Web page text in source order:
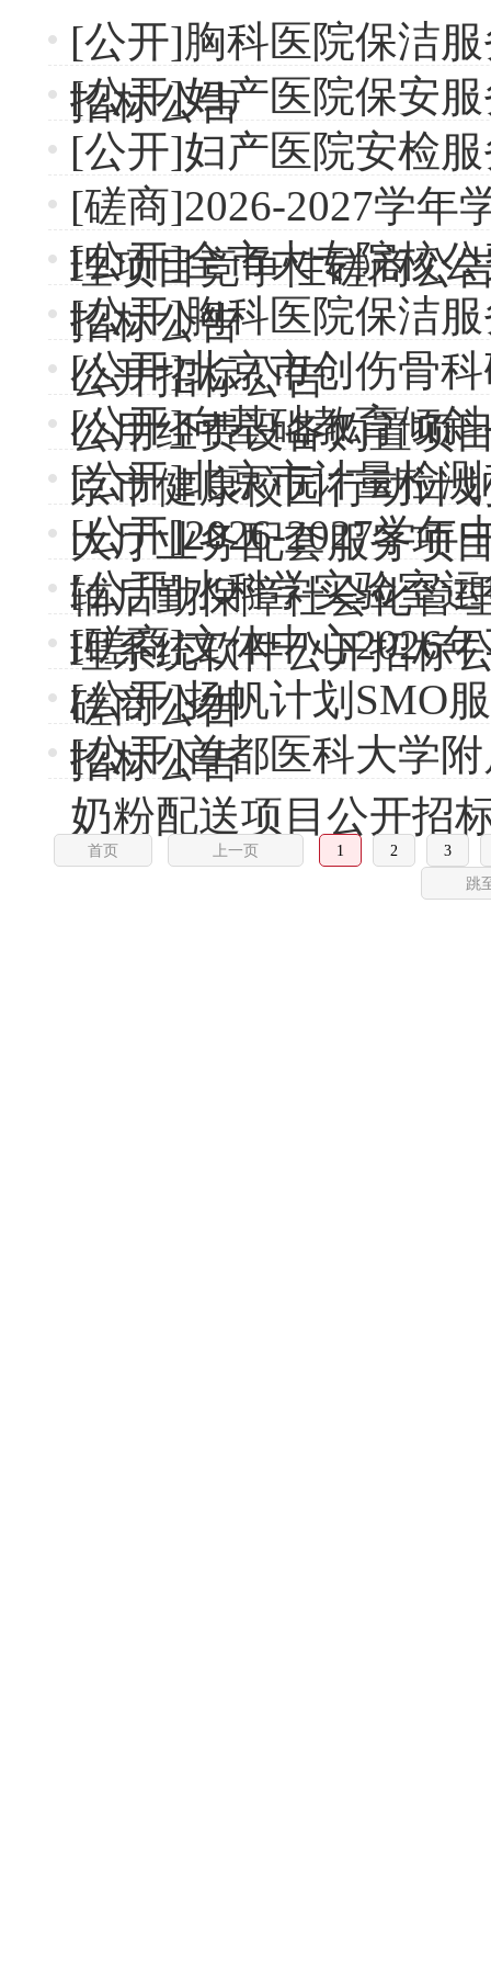
[公开]胸科医院保洁
招标公告
[公开]妇产医院保安
[公开]妇产医院安检
[磋商]2026-2027学年
理项目竞争性磋商公
[公开]全市大专院校
招标公告
[公开]胸科医院保洁
公开招标公告
[公开]北京市创伤骨
公用经费设备购置项
[公开]向基础教育倾
京市健康校园行动计
[公开]北京市计量检
大厅业务配套服务项
[公开]2026-2027学年
辅后勤保障社会化管
[公开]水科学实验室
理系统软件公开招标
[磋商]文体中心2026
磋商公告
[公开]扬帆计划SMO
招标公告
[公开]首都医科大学
奶粉配送项目公开招
首页 上一页 1 2
3
跳